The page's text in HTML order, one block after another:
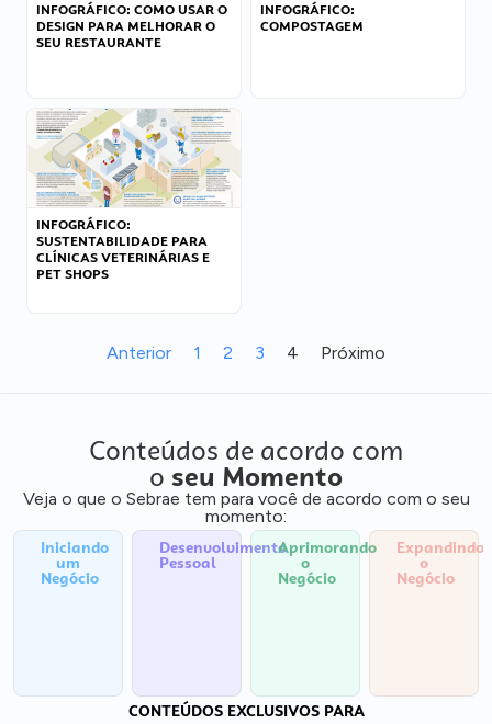
INFOGRÁFICO: COMO USAR O
DESIGN PARA MELHORAR O
SEU RESTAURANTE
INFOGRÁFICO:
COMPOSTAGEM
INFOGRÁFICO:
SUSTENTABILIDADE PARA
CLÍNICAS VETERINÁRIAS E
PET SHOPS
Anterior 1 2 3 4 Próximo
Conteúdos de acordo com
o seu Momento
Veja o que o Sebrae tem para você de acordo com o seu
momento:
Iniciando
um
Negócio
Desenvolvimento
Pessoal
Aprimorando
o
Negócio
Expandindo
o
Negócio
CONTEÚDOS EXCLUSIVOS PARA